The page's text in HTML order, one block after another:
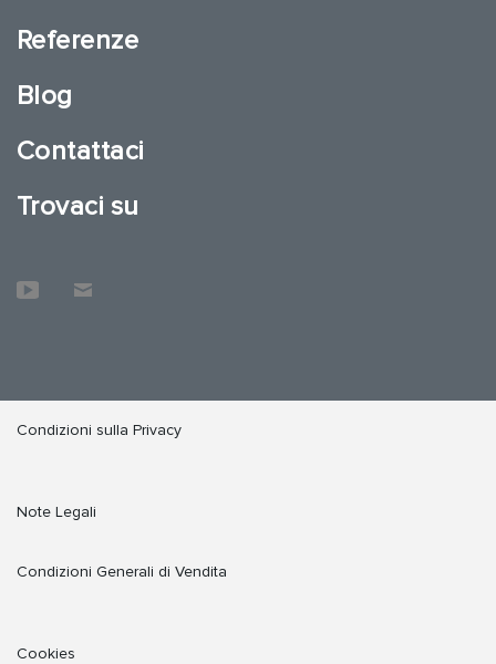
Referenze
Blog
Contattaci
Trovaci su
Condizioni sulla Privacy
Note Legali
Condizioni Generali di Vendita
Cookies